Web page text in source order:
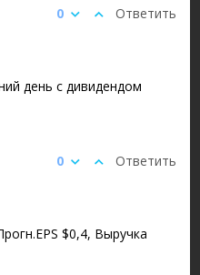
Ответить
0
день с дивидендом
Ответить
0
$0,4, Выручка